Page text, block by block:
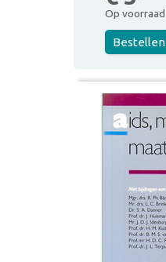
Op voorraad
Bestellen